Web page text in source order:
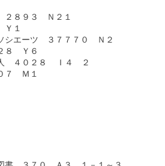
８９３　Ｎ２１
Ｙ１
エーツ　３７７７０　Ｎ２
８　Ｙ６
　４０２８  Ｉ４　２
７　Ｍ１